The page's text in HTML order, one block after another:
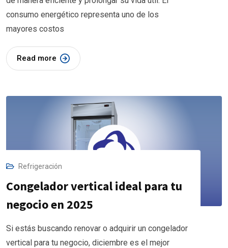
consumo energético representa uno de los
mayores costos
Read more
Refrigeración
Congelador vertical ideal para tu
negocio en 2025
Si estás buscando renovar o adquirir un congelador
vertical para tu negocio, diciembre es el mejor